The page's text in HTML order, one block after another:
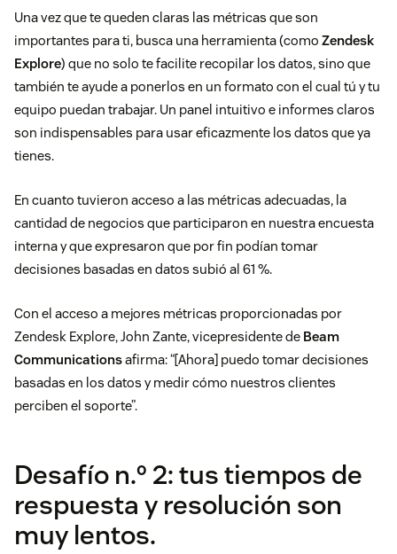
Una vez que te queden claras las métricas que son
importantes para ti, busca una herramienta (como Zendesk
Explore) que no solo te facilite recopilar los datos, sino que
también te ayude a ponerlos en un formato con el cual tú y tu
equipo puedan trabajar. Un panel intuitivo e informes claros
son indispensables para usar eficazmente los datos que ya
tienes.
En cuanto tuvieron acceso a las métricas adecuadas, la
cantidad de negocios que participaron en nuestra encuesta
interna y que expresaron que por fin podían tomar
decisiones basadas en datos subió al 61 %.
Con el acceso a mejores métricas proporcionadas por
Zendesk Explore, John Zante, vicepresidente de Beam
Communicationsafirma: “[Ahora] puedo tomar decisiones
basadas en los datos y medir cómo nuestros clientes
perciben el soporte”.
Desafío n.º 2: tus tiempos de
respuesta y resolución son
muy lentos.